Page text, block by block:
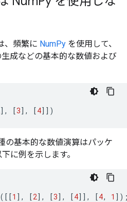
、頻繁に NumPy を使用して、
成などの基本的な数値および
], [3], [4]])
の基本的な数値演算はパッケ
に例を示します。
([[1 ], [2], [3], [4]], [4, 1